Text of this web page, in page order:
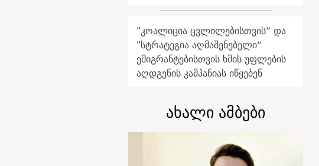
"კოალიცია ცვლილებისთვის“ და
"სტრატეგია აღმაშენებელი“
ემიგრანტებისთვის ხმის უფლების
აღდგენის კამპანიას იწყებენ
ახალი ამბები